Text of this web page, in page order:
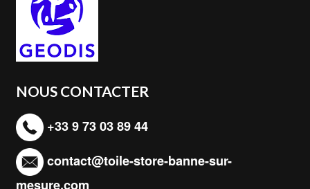
NOUS CONTACTER
+33 9 73 03 89 44
contact@toile-store-banne-sur-
mesure.com